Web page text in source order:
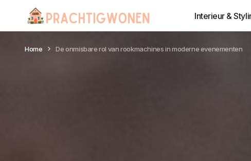
Interieur &
Home De onmisbare rol van rookmachines in moderne evenementen